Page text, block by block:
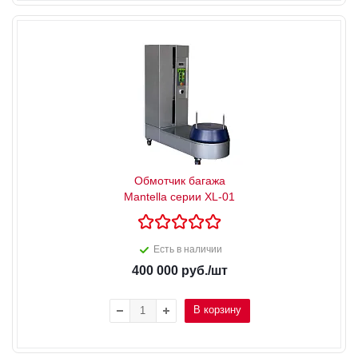
Обмотчик багажа
Mantella серии XL-01
Есть в наличии
400 000руб./шт
В корзину